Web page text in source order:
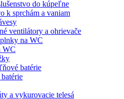
do kúpeľne
k sprchám a vaniam
ventilátory a ohrievače
na WC
WC
batérie
a vykurovacie telesá